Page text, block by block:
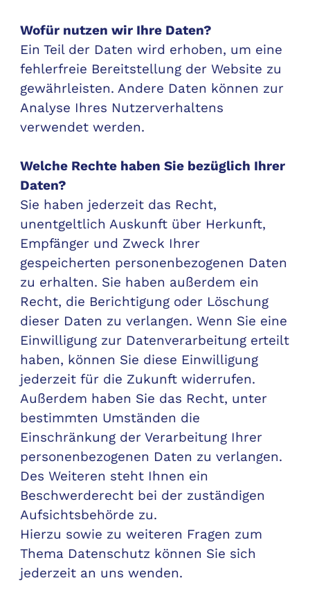
Wofür nutzen wir Ihre Daten?
Ein Teil der Daten wird erhoben, um eine
fehlerfreie Bereitstellung der Website zu
gewährleisten. Andere Daten können zur
Analyse Ihres Nutzerverhaltens
verwendet werden.
Welche Rechte haben Sie bezüglich Ihrer
Daten?
Sie haben jederzeit das Recht,
unentgeltlich Auskunft über Herkunft,
Empfänger und Zweck Ihrer
gespeicherten personenbezogenen Daten
zu erhalten. Sie haben außerdem ein
Recht, die Berichtigung oder Löschung
dieser Daten zu verlangen. Wenn Sie eine
Einwilligung zur Datenverarbeitung erteilt
haben, können Sie diese Einwilligung
jederzeit für die Zukunft widerrufen.
Außerdem haben Sie das Recht, unter
bestimmten Umständen die
Einschränkung der Verarbeitung Ihrer
personenbezogenen Daten zu verlangen.
Des Weiteren steht Ihnen ein
Beschwerderecht bei der zuständigen
Aufsichtsbehörde zu.
Hierzu sowie zu weiteren Fragen zum
Thema Datenschutz können Sie sich
jederzeit an uns wenden.